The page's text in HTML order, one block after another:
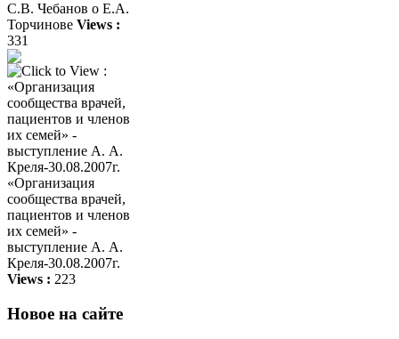
С.В. Чебанов о Е.А.
Торчинове Views :
331
«Организация
сообщества врачей,
пациентов и членов
их семей» -
выступление А. А.
Креля-30.08.2007г.
Views : 223
Новое на сайте